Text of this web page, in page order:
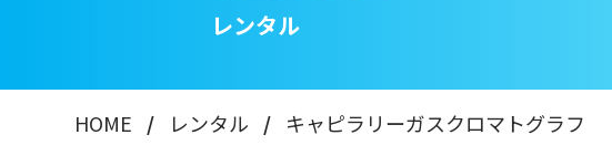
レンタル
HOME レンタル キャピラリーガスクロマトグラフ